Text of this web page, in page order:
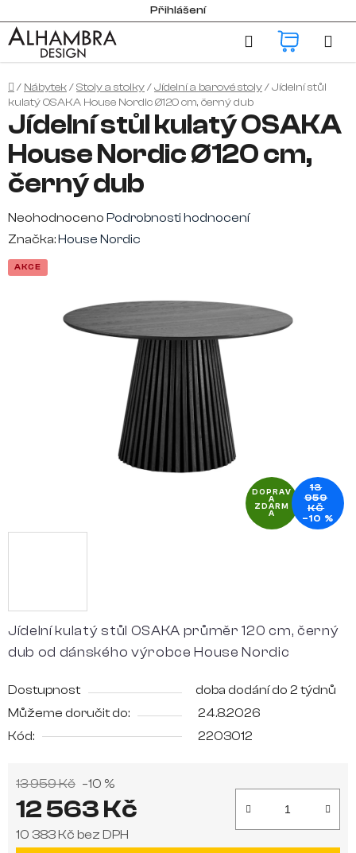
na
obsah
Přihlášení
Hledat
Domů
/ Nábytek/Stoly a stolky/Jídelní a barové stoly/Jídelní stůl
kulatý OSAKA House Nordic Ø120 cm, černý dub
Jídelní kulatý stůl OSAKA průměr 120 cm, černý
dub od dánského výrobce House Nordic
Dostupnost
doba dodání do 2 týdnů
Můžeme doručit do:
24.8.2026
Kód:
2203012
13 959 Kč –10 %
12 563 Kč
10 383 Kč bez DPH
Jídelní stůl kulatý OSAKA
House Nordic Ø120 cm,
černý dub
Průměrné
hodnocení
produktu
Neohodnoceno Podrobnosti hodnocení
Značka:House Nordic
AKCE
DOPRAV
A
ZDARM
A
13
959
KČ
–10 %